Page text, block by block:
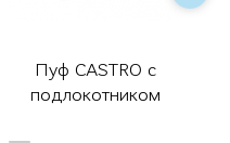
Пуф CASTRO с
подлокотником